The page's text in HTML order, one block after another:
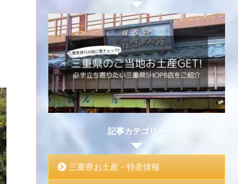
記事カテゴリー
三重県お土産・特産情報